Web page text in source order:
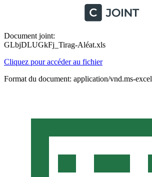
Document joint:
GLbjDLUGkFj_Tirag-Aléat.xls
Cliquez pour accéder au fichier
Format du document: application/vnd.ms-excel